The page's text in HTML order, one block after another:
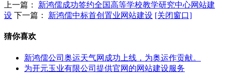
上一篇： 新鸿儒成功签约全国高等学校教学研究中心网站建
设 下一篇： 新鸿儒中标首创置业网站建设 [关闭窗口]
猜你喜欢
新鸿儒公司奥运天气网成功上线，为奥运作贡献。
为开元玉业有限公司提供官网的网站建设服务